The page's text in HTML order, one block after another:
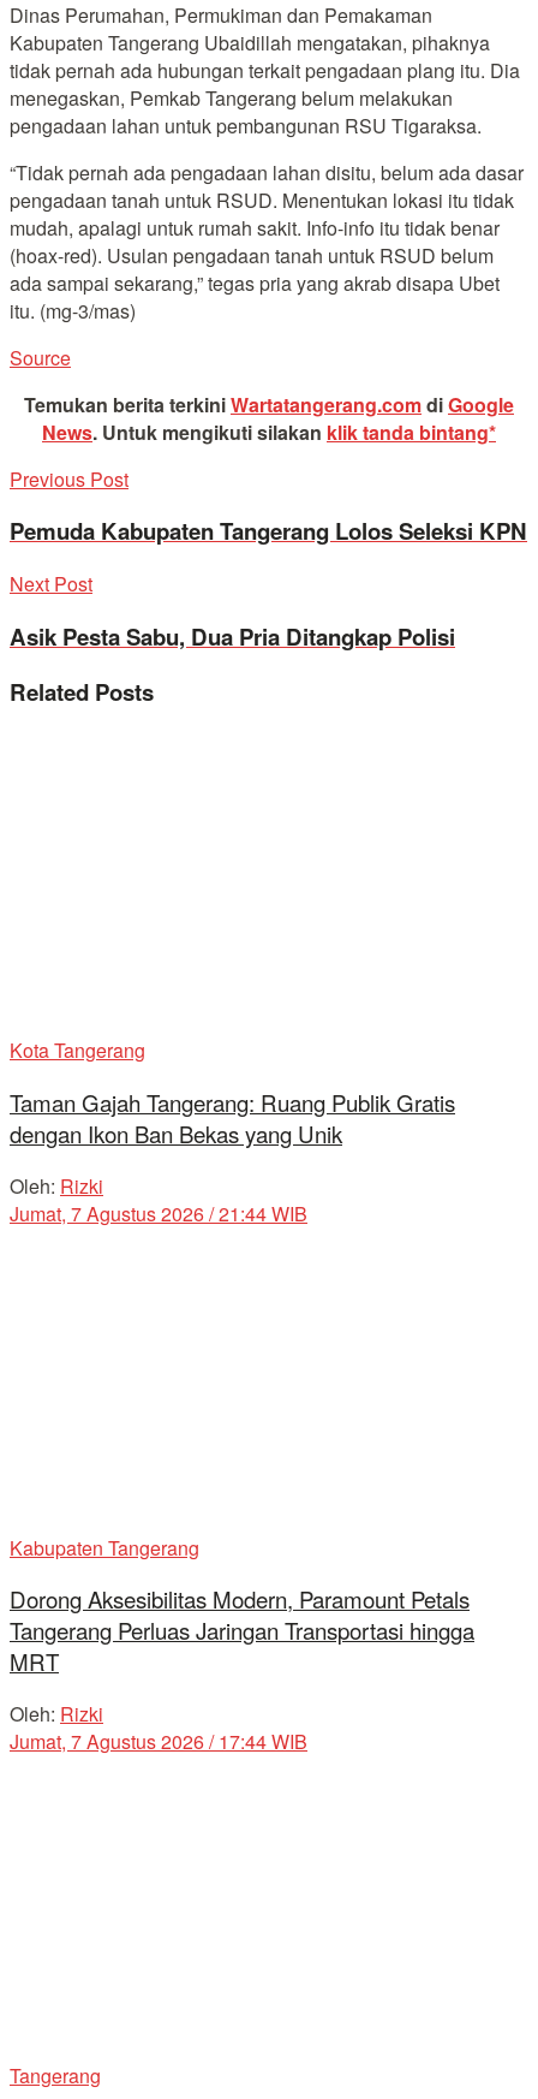
Dinas Perumahan, Permukiman dan Pemakaman
Kabupaten Tangerang Ubaidillah mengatakan, pihaknya
tidak pernah ada hubungan terkait pengadaan plang itu. Dia
menegaskan, Pemkab Tangerang belum melakukan
pengadaan lahan untuk pembangunan RSU Tigaraksa.
“Tidak pernah ada pengadaan lahan disitu, belum ada dasar
pengadaan tanah untuk RSUD. Menentukan lokasi itu tidak
mudah, apalagi untuk rumah sakit. Info-info itu tidak benar
(hoax-red). Usulan pengadaan tanah untuk RSUD belum
ada sampai sekarang,” tegas pria yang akrab disapa Ubet
itu. (mg-3/mas)
Source
Temukan berita terkiniWartatangerang.comdiGoogle
News. Untuk mengikuti silakan klik tanda bintang*
Previous Post
Pemuda Kabupaten Tangerang Lolos Seleksi KPN
Next Post
Asik Pesta Sabu, Dua Pria Ditangkap Polisi
Related Posts
Kota Tangerang
Taman Gajah Tangerang: Ruang Publik Gratis
dengan Ikon Ban Bekas yang Unik
Oleh: Rizki
Jumat, 7 Agustus 2026 / 21:44 WIB
Kabupaten Tangerang
Dorong Aksesibilitas Modern, Paramount Petals
Tangerang Perluas Jaringan Transportasi hingga
MRT
Oleh: Rizki
Jumat, 7 Agustus 2026 / 17:44 WIB
Tangerang